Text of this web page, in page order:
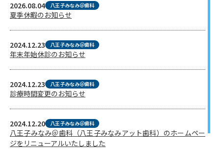
2026.08.04 八王子みなみ＠歯科
夏季休暇のお知らせ
2024.12.23 八王子みなみ＠歯科
年末年始休診のお知らせ
2024.12.23 八王子みなみ＠歯科
診療時間変更のお知らせ
2024.12.20 八王子みなみ＠歯科
八王子みなみ＠歯科（八王子みなみアット歯科）のホームペー
ジをリニューアルいたしました